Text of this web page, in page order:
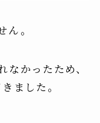
。
かったため、
ました。